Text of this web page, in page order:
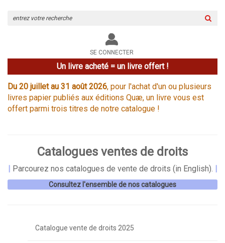
le
site
SE CONNECTER
Un livre acheté = un livre offert !
Du 20 juillet au 31 août 2026, pour l'achat d'un ou plusieurs
livres papier publiés aux éditions Quæ, un livre vous est
offert parmi trois titres de notre catalogue !
Catalogues ventes de droits
| Parcourez nos catalogues de vente de droits (in English). |
Consultez l'ensemble de nos catalogues
Catalogue vente de droits 2025